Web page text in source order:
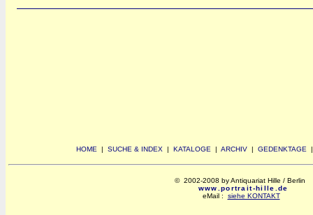
HOME | SUCHE & INDEX | KATALOGE | ARCHIV | GEDENKTAGE
© 2002-2008 by Antiquariat Hille / Berlin
www.portrait-hille.de
eMail : siehe KONTAKT